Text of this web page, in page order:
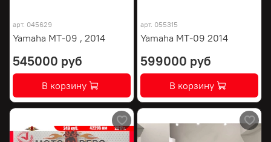
арт. 045629
Yamaha MT-09 , 2014
545000 руб
В корзину
арт. 055315
Yamaha MT-09 2014
599000 руб
В корзину